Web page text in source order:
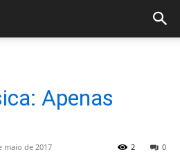
Apenas
maio de 2017 0
2